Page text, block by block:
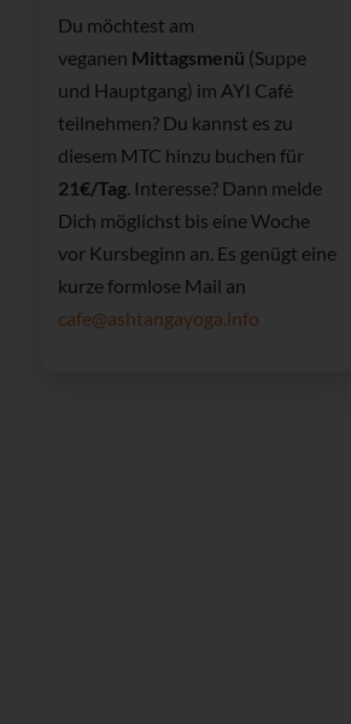
Du möchtest am
veganen Mittagsmenü (Suppe
und Hauptgang) im AYI Café
teilnehmen? Du kannst es zu
diesem MTC hinzu buchen für
21€/Tag . Interesse? Dann melde
Dich möglichst bis eine Woche
vor Kursbeginn an. Es genügt eine
kurze formlose Mail an
cafe@ashtangayoga.info